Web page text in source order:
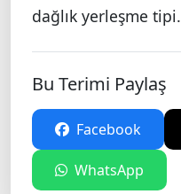
dağlık yerleşme tipi.
Bu Terimi Paylaş
Facebook
WhatsApp